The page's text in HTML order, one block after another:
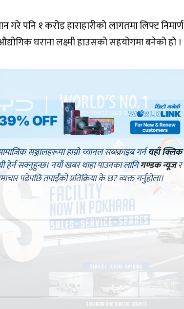
पनि १ करोड हाराहारीको लागतमा लिफ्ट निमार्ण
घराना लक्ष्मी हाउसको सहयोगमा बनेको हो ।
सञ्जालहरूमा हाम्रो च्यानल सब्स्क्राइब गर्नयहाँ क्लिक
हेर्न सक्नुहुन्छ। नयाँ खबर थाहा पाउनका लागिगण्डक न्यूजर
पढेपछि तपाईँको प्रतिक्रिया के छ? व्यक्त गर्नुहोला।